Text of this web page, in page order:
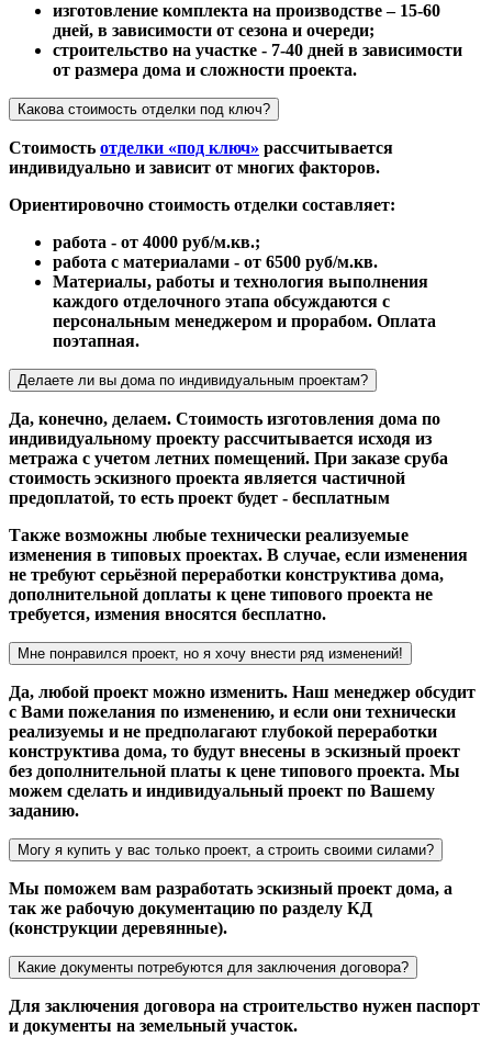
изготовление комплекта на производстве – 15-60
дней, в зависимости от сезона и очереди;
строительство на участке - 7-40 дней в зависимости
от размера дома и сложности проекта.
Какова стоимость отделки под ключ?
Стоимость отделки «под ключ» рассчитывается
индивидуально и зависит от многих факторов.
Ориентировочно стоимость отделки составляет:
работа - от 4000 руб/м.кв.;
работа с материалами - от 6500 руб/м.кв.
Материалы, работы и технология выполнения
каждого отделочного этапа обсуждаются с
персональным менеджером и прорабом. Оплата
поэтапная.
Делаете ли вы дома по индивидуальным проектам?
Да, конечно, делаем. Стоимость изготовления дома по
индивидуальному проекту рассчитывается исходя из
метража с учетом летних помещений. При заказе сруба
стоимость эскизного проекта является частичной
предоплатой, то есть проект будет - бесплатным
Также возможны любые технически реализуемые
изменения в типовых проектах. В случае, если изменения
не требуют серьёзной переработки конструктива дома,
дополнительной доплаты к цене типового проекта не
требуется, измения вносятся бесплатно.
Мне понравился проект, но я хочу внести ряд изменений!
Да, любой проект можно изменить. Наш менеджер обсудит
с Вами пожелания по изменению, и если они технически
реализуемы и не предполагают глубокой переработки
конструктива дома, то будут внесены в эскизный проект
без дополнительной платы к цене типового проекта. Мы
можем сделать и индивидуальный проект по Вашему
заданию.
Могу я купить у вас только проект, а строить своими силами?
Мы поможем вам разработать эскизный проект дома, а
так же рабочую документацию по разделу КД
(конструкции деревянные).
Какие документы потребуются для заключения договора?
Для заключения договора на строительство нужен паспорт
и документы на земельный участок.